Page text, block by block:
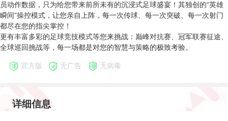
员动作数据，只为给您带来前所未有的沉浸式足球盛宴！其独创的“英雄
瞬间”操控模式，让您亲自上阵，每一次传球、每一次突破、每一次射门
都尽在您的指尖掌控！
更有丰富多彩的足球竞技模式等您来挑战：巅峰对抗赛、冠军联赛征途、
全球巡回挑战等，每一场都是对您的智慧与策略的极致考验。
官方版 无广告 无病毒
详细信息